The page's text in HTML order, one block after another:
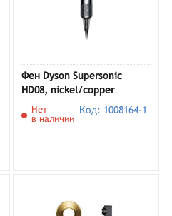
Фен Dyson Supersonic
HD08, nickel/copper
Нет
в наличии
Код: 1008164-1